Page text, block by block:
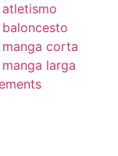
corta
larga